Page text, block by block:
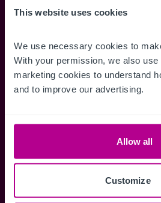
This website uses cookies
We use necessary cookies to
With your permission, we also
marketing cookies to understand
and to improve our advertising.
Allow all
Customize
Accédez à des informations
des visites, des brochures et bien
plus encore.
Vous avez déjà un compte?
Connectez-vous maintenant